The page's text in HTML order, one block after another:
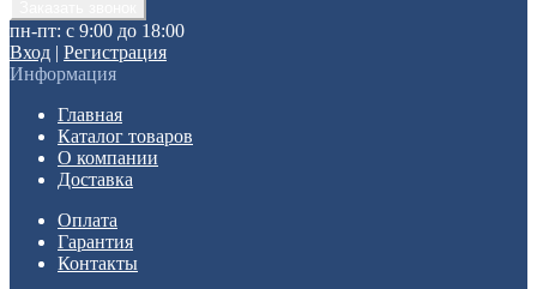
пн-пт: с 9:00 до 18:00
Вход | Регистрация
Информация
Главная
Каталог товаров
О компании
Доставка
Оплата
Гарантия
Контакты